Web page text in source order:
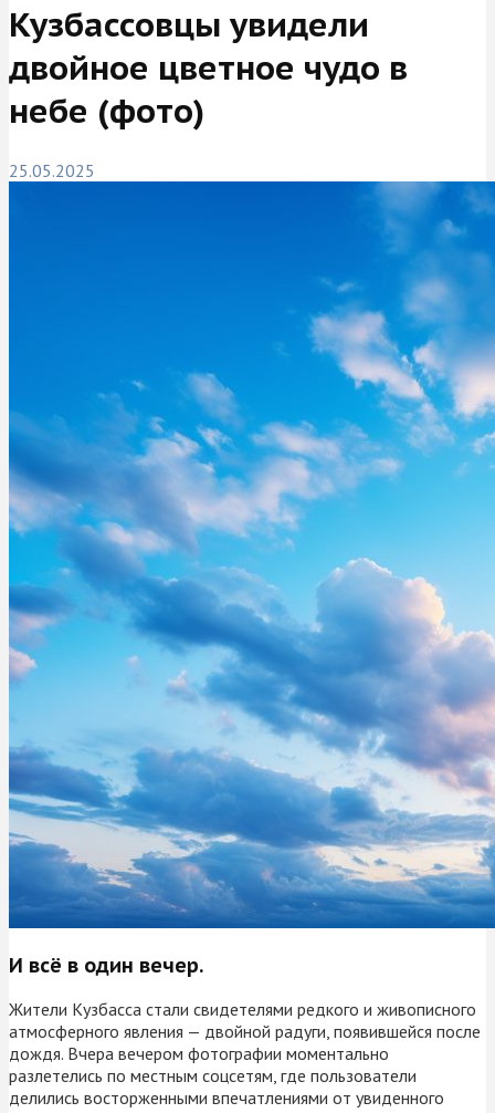
Кузбассовцы увидели
двойное цветное чудо в
небе (фото)
25.05.2025
И всё в один вечер.
Жители Кузбасса стали свидетелями редкого и живописного
атмосферного явления — двойной радуги, появившейся после
дождя. Вчера вечером фотографии моментально
разлетелись по местным соцсетям, где пользователи
делились восторженными впечатлениями от увиденного